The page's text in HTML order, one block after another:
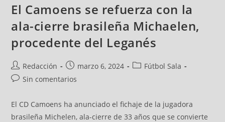
El Camoens se refuerza con la
ala-cierre brasileña Michaelen,
procedente del Leganés
Redacción marzo 6, 2024
Fútbol Sala
Sin comentarios
El CD Camoens ha anunciado el fichaje de la jugadora
brasileña Michelen, ala-cierre de 33 años que se convierte